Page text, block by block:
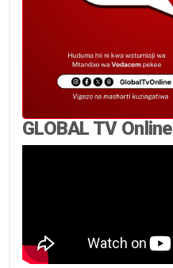
GLOBAL TV Online